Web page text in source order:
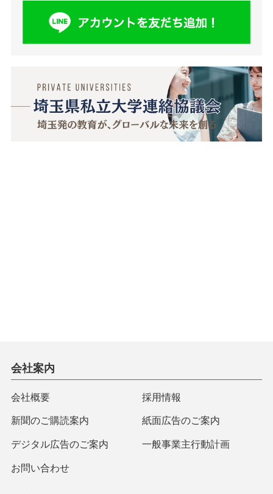
会社案内
会社概要 採用情報
新聞のご購読案内 紙面広告のご案内
デジタル広告のご案内 一般事業主行動計画
お問い合わせ